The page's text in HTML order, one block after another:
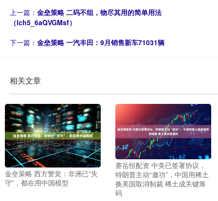
上一篇： 金垒策略 二码不组，物尽其用的简单用法
（lch5_6aQVGMsf）
下一篇： 金垒策略 一汽丰田：9月销售新车71031辆
相关文章
金垒策略 西方警觉：非洲已“失
守”，都在用中国模型
赛岳恒配资 中美已签署协议，
特朗普主动“邀功”，中国用稀土
换美国取消制裁 稀土成关键筹
码